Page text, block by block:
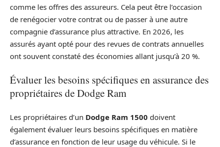
comme les offres des assureurs. Cela peut être l’occasion
de renégocier votre contrat ou de passer à une autre
compagnie d’assurance plus attractive. En 2026, les
assurés ayant opté pour des revues de contrats annuelles
ont souvent constaté des économies allant jusqu’à 20 %.
Évaluer les besoins spécifiques en assurance des
propriétaires de Dodge Ram
Les propriétaires d’un Dodge Ram 1500 doivent
également évaluer leurs besoins spécifiques en matière
d’assurance en fonction de leur usage du véhicule. Si le